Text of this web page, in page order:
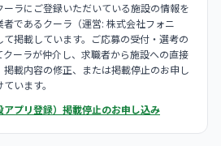
ラにご登録いただいている施設の情報を
であるクーラ（運営: 株式会社フォニ
掲載しています。ご応募の受付・選考の
ーラが仲介し、求職者から施設への直接
載内容の修正、または掲載停止のお申し
います。
プリ登録） 掲載停止のお申し込み